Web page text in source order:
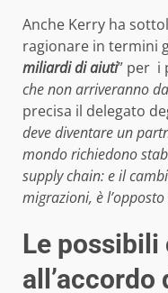
Anche Kerry ha
ragionare in termini
miliardi di aiuti” per i
che non arriveranno
precisa il delegato
deve diventare un
mondo richiedono
supply chain: e il
migrazioni, è
Le